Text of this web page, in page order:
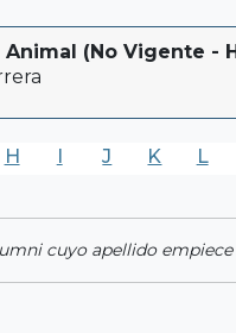
(No Vigente -
H I J K L
cuyo apellido